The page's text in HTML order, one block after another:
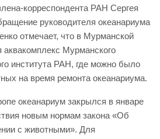
корреспондента РАН Сергея
руководителя океанариума
отмечает, что в Мурманской
аквакомплекс Мурманского
института РАН, где можно было
на время ремонта океанариума.
океанариум закрылся в январе
новым нормам закона «Об
с животными». Для